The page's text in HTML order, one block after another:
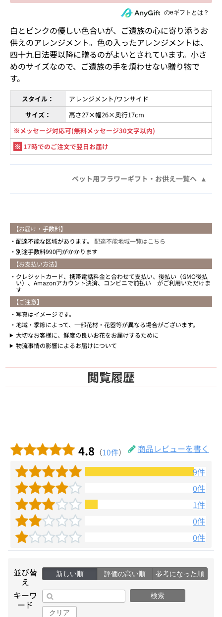
住所を知らない相手にeギフトで贈るのeギフトとは？
白とピンクの優しい色合いが、ご遺族の心に寄り添うお
供えのアレンジメント。色の入ったアレンジメントは、
四十九日法要以降に贈るのがよいとされています。小さ
めのサイズなので、ご遺族の手を煩わせない贈り物で
す。
スタイル：
アレンジメント/ワンサイド
サイズ：
高さ27×幅26×奥行17cm
※メッセージ対応可(無料メッセージ30文字以内)
※ 17時でのご注文で翌日お届け
ペット用フラワーギフト・お供え一覧へ
【お届け・手数料】
配達不能な区域があります。 配達不能地域一覧はこちら
別途手数料990円がかかります
【お支払い方法】
クレジットカード、携帯電話料金と合わせて支払い、後払い（GMO後払
い）、Amazonアカウント決済、コンビニで前払い がご利用いただけま
す
【ご注意】
写真はイメージです。
地域・季節によって、一部花材・花器等が異なる場合がございます。
大切なお客様に、鮮度の良いお花をお届けするために
物流事情の影響によるお届けについて
閲覧履歴
4.8 （10件）
商品レビューを書く
9件
0件
1件
0件
0件
並び替
え
新しい順 評価の高い順 参考になった順
キーワ
ード
検索
クリア